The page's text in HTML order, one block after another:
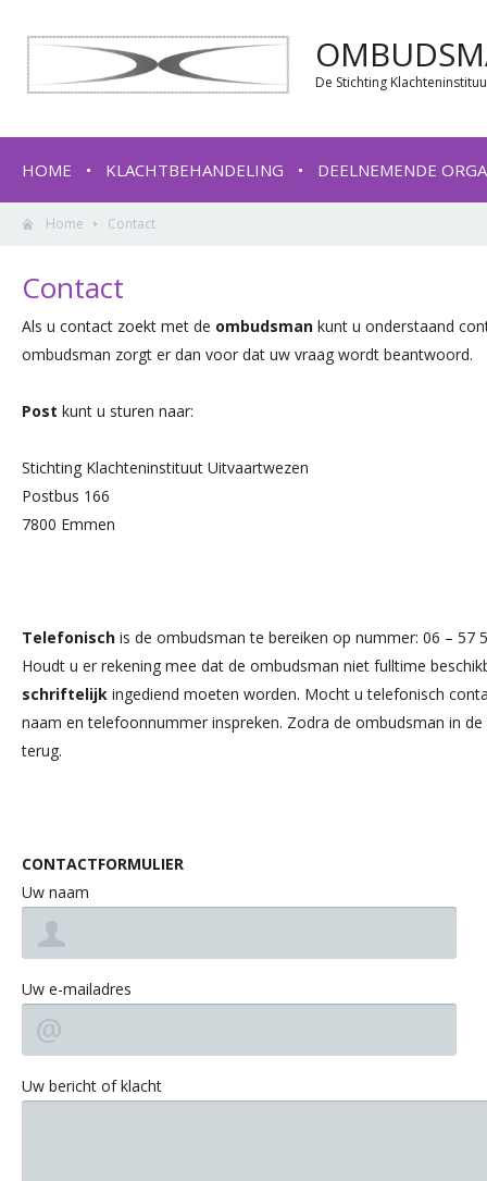
De Stichting
HOME KLACHTBEHANDELING DEELNEMENDE
Home Contact
Contact
Als u contact zoekt met de ombudsman kunt u onderstaand
ombudsman zorgt er dan voor dat uw vraag wordt beantwoord.
Post kunt u sturen naar:
Stichting Klachteninstituut Uitvaartwezen
Postbus 166
7800 Emmen
Telefonisch is de ombudsman te bereiken op nummer: 06 – 57
Houdt u er rekening mee dat de ombudsman niet fulltime
schriftelijk ingediend moeten worden. Mocht u telefonisch
naam en telefoonnummer inspreken. Zodra de ombudsman in
terug.
CONTACTFORMULIER
Uw naam
Uw e-mailadres
Uw bericht of klacht